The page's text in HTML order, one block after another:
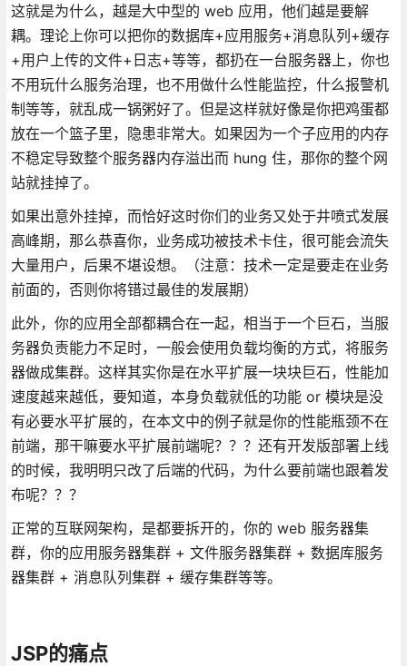
这就是为什么，越是大中型的 web 应用，他们越是要解
耦。理论上你可以把你的数据库+应用服务+消息队列+缓存
+用户上传的文件+日志+等等，都扔在一台服务器上，你也
不用玩什么服务治理，也不用做什么性能监控，什么报警机
制等等，就乱成一锅粥好了。但是这样就好像是你把鸡蛋都
放在一个篮子里，隐患非常大。如果因为一个子应用的内存
不稳定导致整个服务器内存溢出而 hung 住，那你的整个网
站就挂掉了。
如果出意外挂掉，而恰好这时你们的业务又处于井喷式发展
高峰期，那么恭喜你，业务成功被技术卡住，很可能会流失
大量用户，后果不堪设想。（注意：技术一定是要走在业务
前面的，否则你将错过最佳的发展期）
此外，你的应用全部都耦合在一起，相当于一个巨石，当服
务器负责能力不足时，一般会使用负载均衡的方式，将服务
器做成集群。这样其实你是在水平扩展一块块巨石，性能加
速度越来越低，要知道，本身负载就低的功能 or 模块是没
有必要水平扩展的，在本文中的例子就是你的性能瓶颈不在
前端，那干嘛要水平扩展前端呢？？？还有开发版部署上线
的时候，我明明只改了后端的代码，为什么要前端也跟着发
布呢？？？
正常的互联网架构，是都要拆开的，你的 web 服务器集
群，你的应用服务器集群 + 文件服务器集群 + 数据库服务
器集群 + 消息队列集群 + 缓存集群等等。
JSP的痛点